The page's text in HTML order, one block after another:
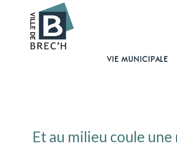
VIE MUNICIPALE
Et au milieu coule